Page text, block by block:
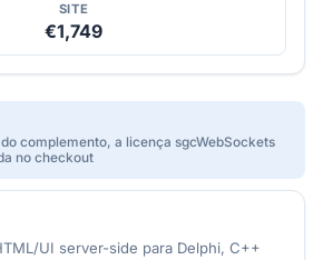
SITE
€1,749
complemento, a licença sgcWebSockets
no checkout
UI server-side para Delphi, C++